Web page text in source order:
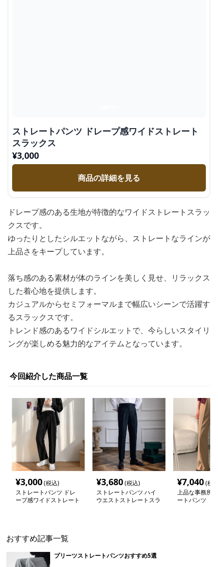
ストレートパンツ ドレープ感ワイドストレート
スラックス
¥3,000
商品の詳細を見る
ドレープ感のある生地が特徴的なワイドストレートスラッ
クスです。
ゆったりとしたシルエットながら、ストレートなラインが
上品さをキープしています。
落ち感のある素材が体のラインを美しく見せ、リラックス
した着心地を提供します。
カジュアルからセミフォーマルまで幅広いシーンで活躍す
るスラックスです。
トレンド感のあるワイドシルエットで、今らしいスタイリ
ングが楽しめる魅力的なアイテムとなっています。
今回紹介した商品一覧
¥3,000(税込)
ストレートパンツ ドレ
ープ感ワイドストレート
¥3,680(税込)
ストレートパンツ ハイ
ウエストストレートスラ
¥7,040(税
上品な事務所
ートパンツ
おすすめ記事一覧
プリーツストレートパンツおすすめ5選